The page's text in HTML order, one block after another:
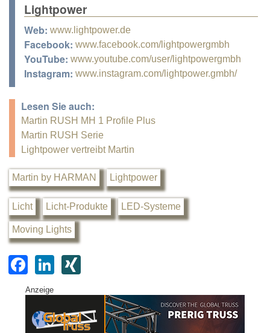
Lightpower
Web: www.lightpower.de
Facebook: www.facebook.com/lightpowergmbh
YouTube: www.youtube.com/user/lightpowergmbh
Instagram: www.instagram.com/lightpower.gmbh/
Lesen Sie auch:
Martin RUSH MH 1 Profile Plus
Martin RUSH Serie
Lightpower vertreibt Martin
Martin by HARMAN Lightpower
Licht Licht-Produkte LED-Systeme
Moving Lights
F
a
c
e
Li
k
e
G
Anzeige